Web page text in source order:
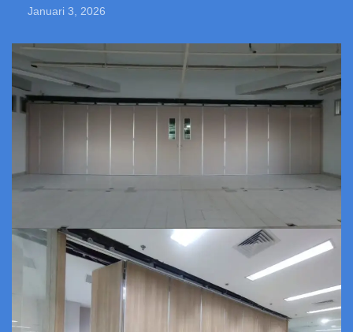
Januari 3, 2026